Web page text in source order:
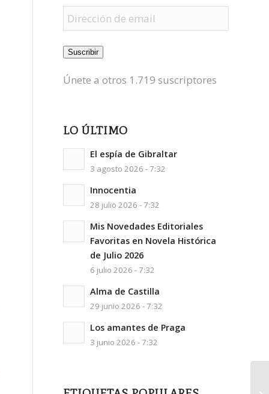
Dirección
de
email
Suscribir
Únete a otros 1.719 suscriptores
LO ÚLTIMO
El espía de Gibraltar
3 agosto 2026 - 7:32
Innocentia
28 julio 2026 - 7:32
Mis Novedades Editoriales
Favoritas en Novela Histórica
de Julio 2026
6 julio 2026 - 7:32
Alma de Castilla
29 junio 2026 - 7:32
Los amantes de Praga
3 junio 2026 - 7:32